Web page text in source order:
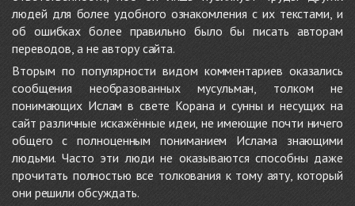
людей для более удобного ознакомления с их текстами, и
об ошибках более правильно было бы писать авторам
переводов, а не автору сайта.
Вторым по популярности видом комментариев оказались
сообщения необразованных мусульман, толком не
понимающих Ислам в свете Корана и сунны и несущих на
сайт различные искажённые идеи, не имеющие почти ничего
общего с полноценным пониманием Ислама знающими
людьми. Часто эти люди не оказываются способны даже
прочитать полностью все толкования к тому аяту, который
они решили обсуждать.